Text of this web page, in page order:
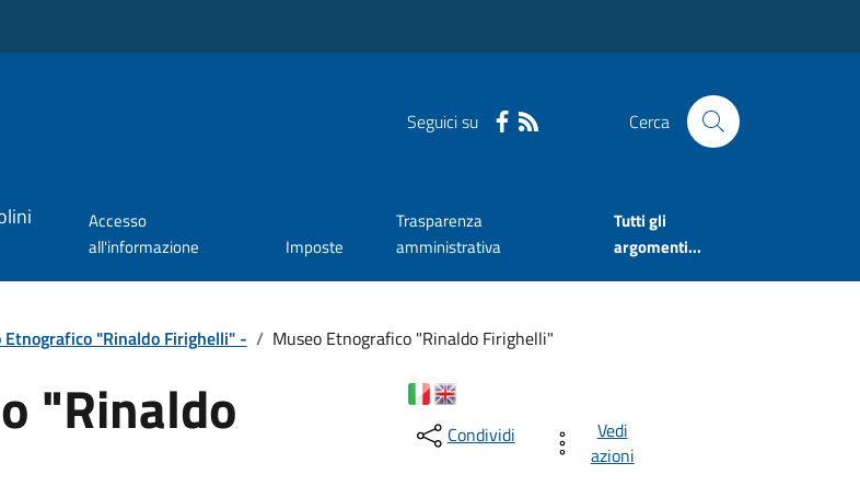
Seguici su Cerca
Accesso
all'informazione
Imposte
Trasparenza
amministrativa
Tutti gli
argomenti...
Etnografico "Rinaldo Firighelli" - / Museo Etnografico "Rinaldo Firighelli"
"Rinaldo Condividi
Vedi
azioni